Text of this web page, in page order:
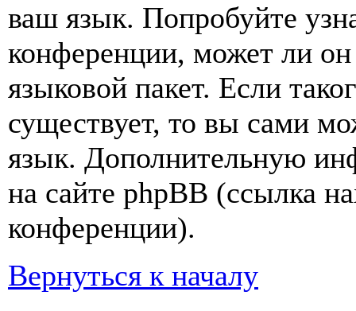
ваш язык. Попробуйте
конференции, может ли
языковой пакет. Если
существует, то вы сами
язык. Дополнительную
на сайте phpBB (ссылка
конференции).
Вернуться к началу